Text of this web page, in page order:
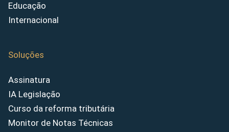
Educação
Internacional
Soluções
Assinatura
IA Legislação
Curso da reforma tributária
Monitor de Notas Técnicas